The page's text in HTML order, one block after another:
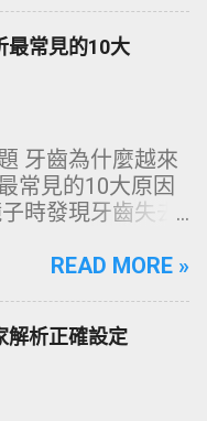
維考題：你是否
依然半天就出
髮嚴重？ 絕大多
並不是洗髮精買
剛淋濕頭髮，下
精直接抹在頭皮
觸發了一連串破
，為你解構正確
盲點剖析：沖濕
何是毀髮災難？
與生物學底層邏
最常見的10大
牙齒為什麼越來
常見的10大原因
時發現牙齒失去
出發，深度剖析
提供精準有效的
📋 文章快速導覽
、 牙齒變黃的10
READ MORE »
解析正確設定